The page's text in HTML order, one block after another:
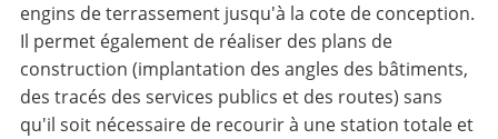
engins de terrassement jusqu'à la cote de conception.
Il permet également de réaliser des plans de
construction (implantation des angles des bâtiments,
des tracés des services publics et des routes) sans
qu'il soit nécessaire de recourir à une station totale et